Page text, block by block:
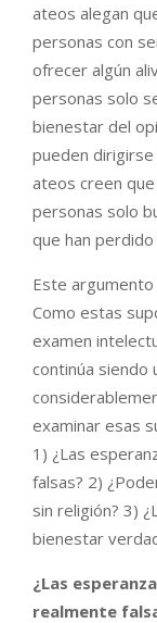
ateos alegan
personas con
ofrecer algún
personas solo
bienestar del
pueden
ateos creen
personas solo
que han
Este
Como estas
examen
continúa siendo
examinar esas
1) ¿Las
falsas? 2)
sin religión? 3)
bienestar
¿Las
realmente